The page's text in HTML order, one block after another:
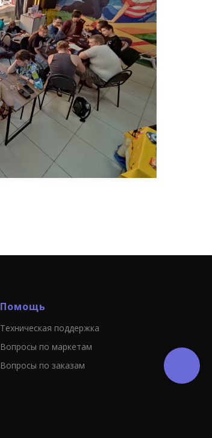
Помощь
Техническая поддержка
Вопросы по маркетам
Вопросы по заказам